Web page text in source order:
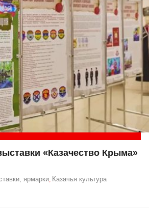
«Казачество Крыма»
ярмарки, Казачья культура